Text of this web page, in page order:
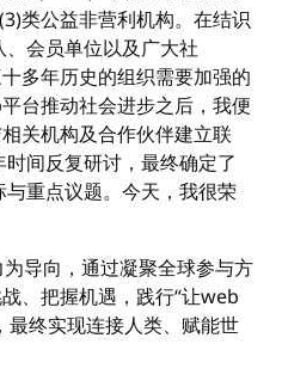
类公益非营利机构。在结识
、会员单位以及广大社
多年历史的组织需要加强的
台推动社会进步之后，我便
关机构及合作伙伴建立联
间反复研讨，最终确定了
重点议题。今天，我很荣
导向，通过凝聚全球参与方
、把握机遇，践行“让web
最终实现连接人类、赋能世